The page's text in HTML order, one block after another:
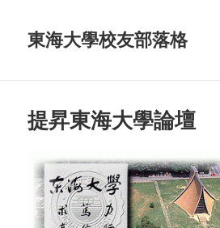
東海大學校友部落格
提昇東海大學論壇